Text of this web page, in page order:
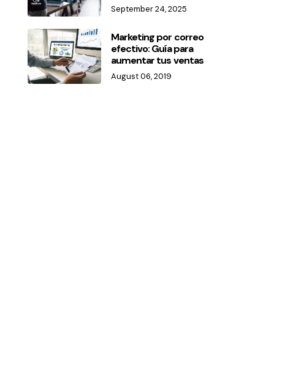
September 24, 2025
Marketing por correo
efectivo: Guía para
aumentar tus ventas
August 06, 2019